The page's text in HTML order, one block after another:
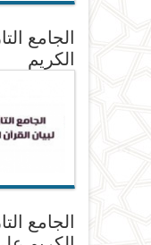
الجامع
الكريم
الجامع